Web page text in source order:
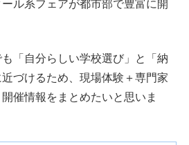
ル系フェアが都市部で豊富に開
「自分らしい学校選び」と「納
づけるため、現場体験＋専門家
催情報をまとめたいと思いま